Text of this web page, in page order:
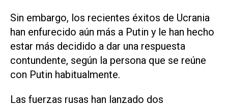
Sin embargo, los recientes éxitos de Ucrania
han enfurecido aún más a Putin y le han hecho
‌estar más decidido a dar una respuesta
contundente, según la persona que se reúne
con Putin habitualmente.
Las fuerzas rusas han lanzado dos